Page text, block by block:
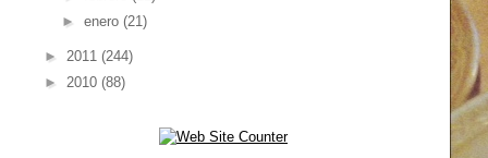
► enero (21)
► 2011 (244)
► 2010 (88)